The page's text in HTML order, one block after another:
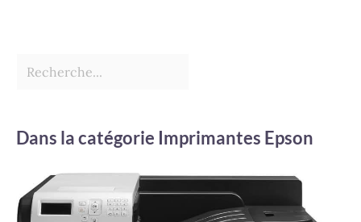
Dans la catégorie Imprimantes Epson